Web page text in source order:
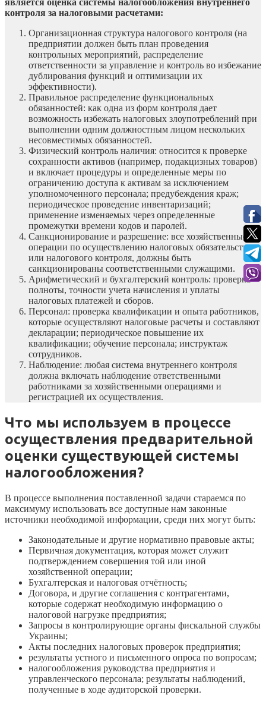
является оценка системы налогообложения внутреннего
контроля за налоговыми расчетами:
Организационная структура налогового контроля (на
предприятии должен быть план проведения
контрольных мероприятий, распределение
ответственности за управление и контроль во избежание
дублирования функций и оптимизации их
эффективности).
Правильное распределение функциональных
обязанностей: как одна из форм контроля дает
возможность избежать налоговых злоупотреблений при
выполнении одним должностным лицом нескольких
несовместимых обязанностей.
Физический контроль наличия: относится к проверке
сохранности активов (например, подакцизных товаров)
и включает процедуры и определенные меры по
ограничению доступа к активам за исключением
уполномоченного персонала; предубеждения краж;
периодическое проведение инвентаризаций;
применение изменяемых через определенные
промежутки времени кодов и паролей.
Санкционирование и разрешение: все хозяйственные
операции по осуществлению налоговых обязательств
или налогового контроля, должны быть
санкционированы соответственными служащими.
Арифметический и бухгалтерский контроль: проверка
полноты, точности учета начисления и уплаты
налоговых платежей и сборов.
Персонал: проверка квалификации и опыта работников,
которые осуществляют налоговые расчеты и составляют
декларации; периодическое повышение их
квалификации; обучение персонала; инструктаж
сотрудников.
Наблюдение: любая система внутреннего контроля
должна включать наблюдение ответственными
работниками за хозяйственными операциями и
регистрацией их осуществления.
Что мы используем в процессе
осуществления предварительной
оценки существующей системы
налогообложения?
В процессе выполнения поставленной задачи стараемся по
максимуму использовать все доступные нам законные
источники необходимой информации, среди них могут быть:
Законодательные и другие нормативно правовые акты;
Первичная документация, которая может служит
подтверждением совершения той или иной
хозяйственной операции;
Бухгалтерская и налоговая отчётность;
Договора, и другие соглашения с контрагентами,
которые содержат необходимую информацию о
налоговой нагрузке предприятия;
Запросы в контролирующие органы фискальной службы
Украины;
Акты последних налоговых проверок предприятия;
результаты устного и письменного опроса по вопросам;
налогообложения руководства предприятия и
управленческого персонала; результаты наблюдений,
полученные в ходе аудиторской проверки.